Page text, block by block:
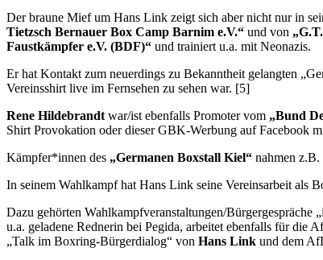
Der braune Mief um Hans Link zeigt sich aber nicht nur in
Tietzsch Bernauer Box Camp Barnim e.V.“ und von
Faustkämpfer e.V. (BDF)“ und trainiert u.a. mit Neonazis.
Er hat Kontakt zum neuerdings zu Bekanntheit gelangten
Vereinsshirt live im Fernsehen zu sehen war. [5]
Rene Hildebrandt war/ist ebenfalls Promoter vom „Bund
Shirt Provokation oder dieser GBK-Werbung auf Facebook
Kämpfer*innen des „Germanen Boxstall Kiel“ nahmen
In seinem Wahlkampf hat Hans Link seine Vereinsarbeit als
Dazu gehörten Wahlkampfveranstaltungen/Bürgergespräche
u.a. geladene Rednerin bei Pegida, arbeitet ebenfalls für die
„Talk im Boxring-Bürgerdialog“ von Hans Link und dem